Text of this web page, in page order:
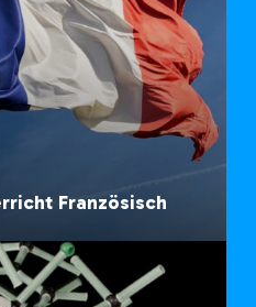
Französisch